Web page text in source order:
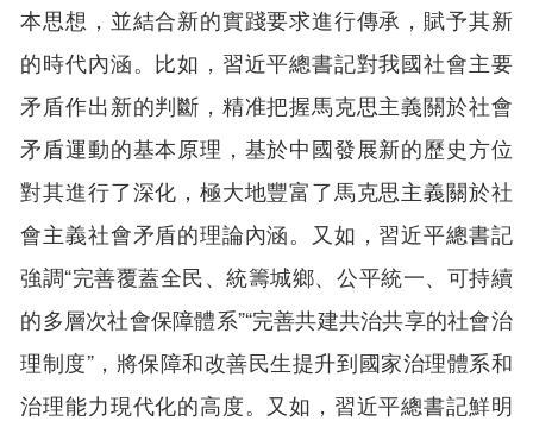
本思想，並結合新的實踐要求進行傳承，賦予其新
的時代內涵。比如，習近平總書記對我國社會主要
矛盾作出新的判斷，精准把握馬克思主義關於社會
矛盾運動的基本原理，基於中國發展新的歷史方位
對其進行了深化，極大地豐富了馬克思主義關於社
會主義社會矛盾的理論內涵。又如，習近平總書記
強調“完善覆蓋全民、統籌城鄉、公平統一、可持續
的多層次社會保障體系”“完善共建共治共享的社會治
理制度”，將保障和改善民生提升到國家治理體系和
治理能力現代化的高度。又如，習近平總書記鮮明